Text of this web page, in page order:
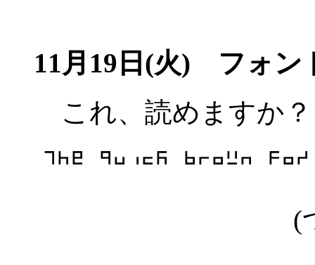
11月19日(火) フォン
これ、読めますか？
(